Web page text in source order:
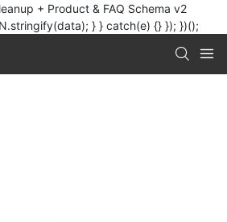
+ Product & FAQ Schema v2
} } catch(e) {} }); })();